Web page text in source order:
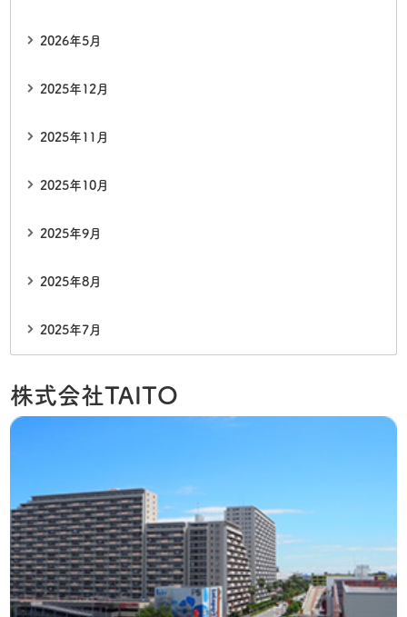
2026年5月
2025年12月
2025年11月
2025年10月
2025年9月
2025年8月
2025年7月
株式会社TAITO